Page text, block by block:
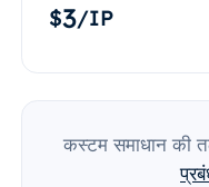
$3/IP
कस्टम समाधान की